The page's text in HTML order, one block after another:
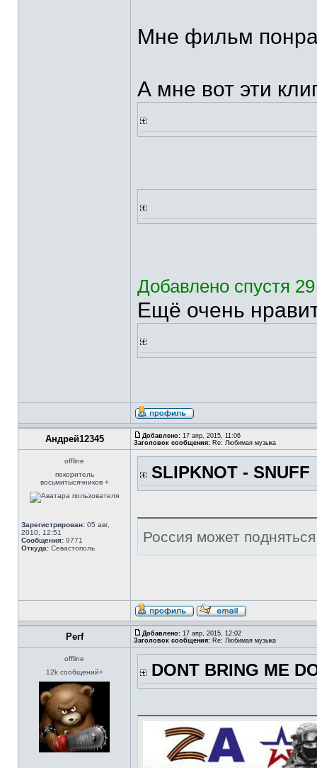
Мне фильм
А мне вот эти
Добавлено спустя
Ещё очень
Андрей12345 Добавлено: 17 апр, 2015, 11:06
Заголовок сообщения: Re: Любимая музыка
offline
покоритель
восьмитысячников +
Зарегистрирован: 05 авг,
2010, 12:51
Сообщения: 9771
Откуда: Севастополь
SLIPKNOT - SNUFF
Россия может
Perf Добавлено: 17 апр, 2015, 12:02
Заголовок сообщения: Re: Любимая музыка
offline
12k сообщений+
DONT BRING ME